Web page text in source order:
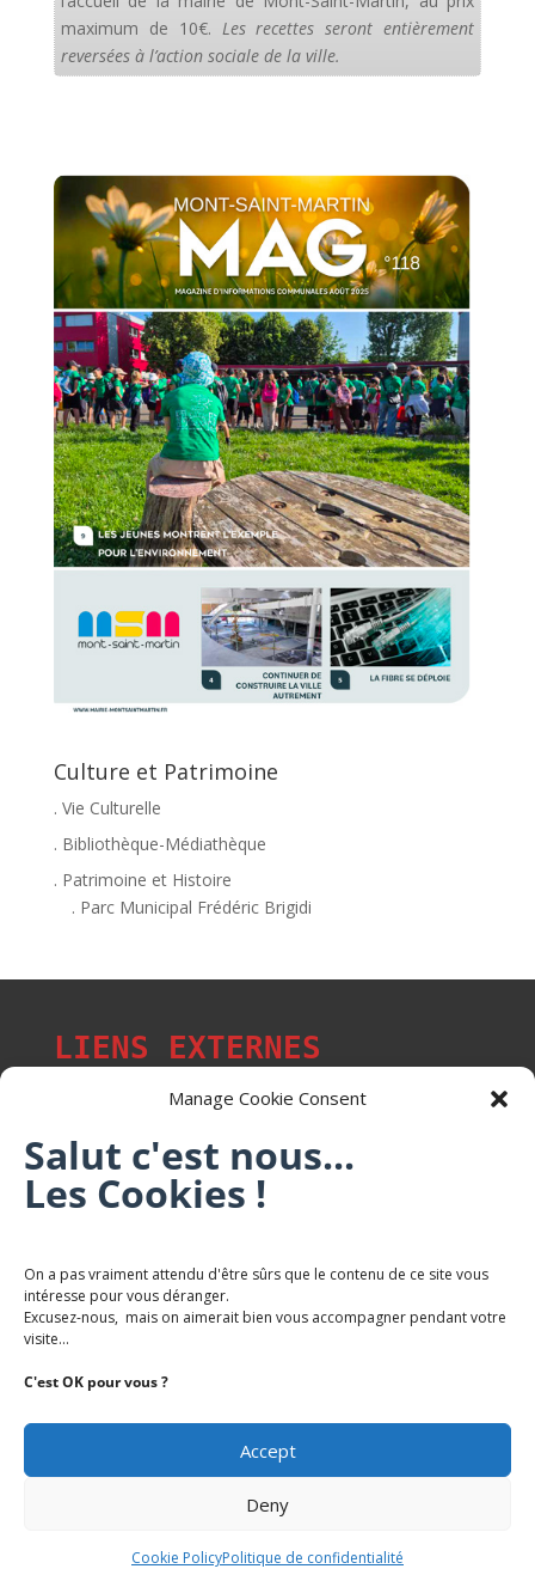
Manage Cookie Consent
Salut c'est nous...
Les Cookies !
On a pas vraiment attendu d'être sûrs que le contenu de ce site vous
intéresse pour vous déranger.
Excusez-nous, mais on aimerait bien vous accompagner pendant votre
visite...
C'est OK pour vous ?
Accept
Deny
Cookie PolicyPolitique de confidentialité
maximum de 10€. Les recettes seront entièrement
reversées à l’action sociale de la ville.
Culture et Patrimoine
. Vie Culturelle
. Bibliothèque-Médiathèque
. Patrimoine et Histoire
. Parc Municipal Frédéric Brigidi
LIENS EXTERNES
Les p'tits citoyens de Mont-Saint-Martin
Trail Saintmartinois Daniel FEITE
Karaté Mont Saint Martin
Confidentialite